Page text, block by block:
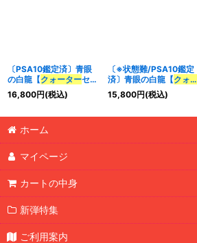
〔PSA10鑑定済〕青眼
の白龍【クォーターセン
チュリーシークレット】
{QCDB-JP009
16,800円(税込)
〔※状態難/PSA10鑑定
済〕青眼の白龍【クォー
ターセンチュリーシーク
レット】{QCDB-
15,800円(税込)
ホーム
マイページ
カートの中身
新弾特集
ご利用案内